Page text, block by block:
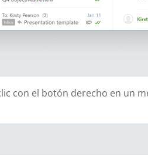
con el botón derecho en un